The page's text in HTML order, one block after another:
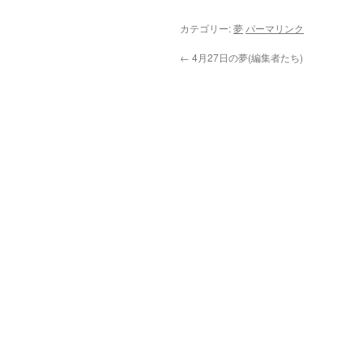
カテゴリー:夢 パーマリンク
← 4月27日の夢(編集者たち)